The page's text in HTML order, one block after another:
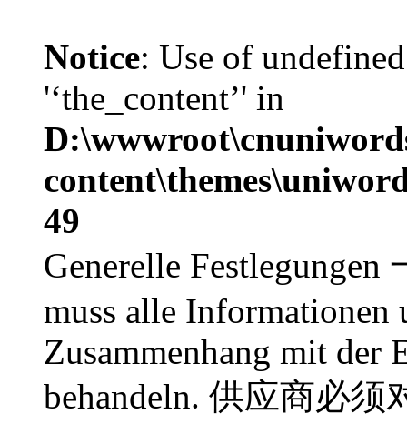
Notice: Use of
'‘the_content’' in
49
Generelle
muss alle Informationen
Zusammenhang mit der
behandeln. 供应商必